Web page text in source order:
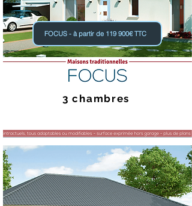
FOCUS - à partir de 119 900€ TTC
3 chambres